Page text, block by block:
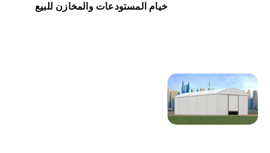
خيام المستودعات والمخازن للبيع